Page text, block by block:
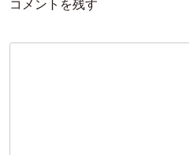
コメントを残す